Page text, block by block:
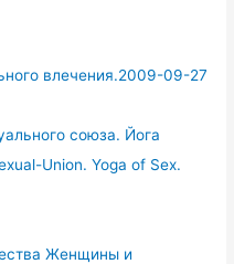
влечения.2009-09-27
союза. Йога
Union. Yoga of Sex.
Женщины и